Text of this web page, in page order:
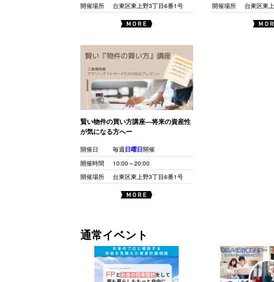
開催場所
台東区東上野3丁目6番1号
開催場所
台東区東
賢い物件の買い方講座―将来の資産性
が気になる方へー
開催日 毎週日曜日開催
開催時間
10:00～20:00
開催場所
台東区東上野3丁目6番1号
通常イベント